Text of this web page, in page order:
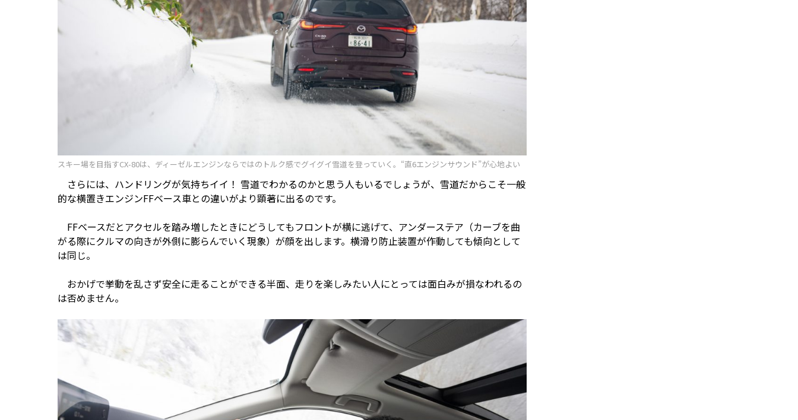
スキー場を目指すCX-80は、ディーゼルエンジンならではのトルク感でグイグイ雪道を登っていく。“直6エンジンサウンド”が心地よい
さらには、ハンドリングが気持ちイイ！ 雪道でわかるのかと思う人もいるでしょうが、雪道だからこそ一般
的な横置きエンジンFFベース車との違いがより顕著に出るのです。
FFベースだとアクセルを踏み増したときにどうしてもフロントが横に逃げて、アンダーステア（カーブを曲
がる際にクルマの向きが外側に膨らんでいく現象）が顔を出します。横滑り防止装置が作動しても傾向として
は同じ。
おかげで挙動を乱さず安全に走ることができる半面、走りを楽しみたい人にとっては面白みが損なわれるの
は否めません。